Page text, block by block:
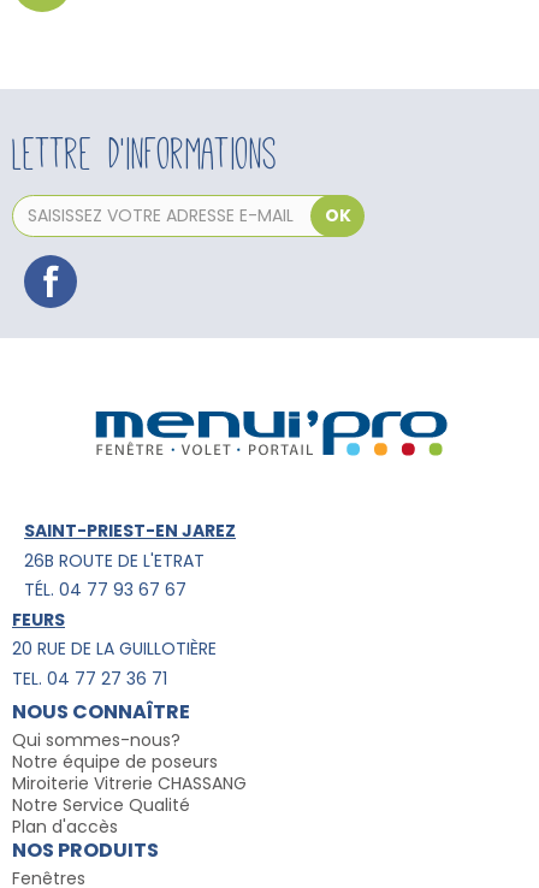
Lettre d'informations
OK
SAINT-PRIEST-EN JAREZ
26B ROUTE DE L'ETRAT
TÉL. 04 77 93 67 67
FEURS
20 RUE DE LA GUILLOTIÈRE
TEL. 04 77 27 36 71
NOUS CONNAÎTRE
Qui sommes-nous?
Notre équipe de poseurs
Miroiterie Vitrerie CHASSANG
Notre Service Qualité
Plan d'accès
NOS PRODUITS
Fenêtres